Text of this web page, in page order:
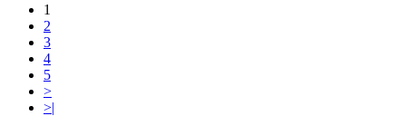
1
2
3
4
5
>
>|